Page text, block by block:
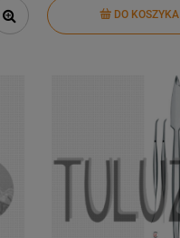
DO KOSZYKA